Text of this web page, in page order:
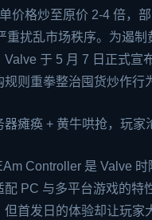
价格炒至原价 2-4 倍，
重扰乱市场秩序。为遏制
Valve 于 5 月 7 日正式宣
则重拳整治囤货炒作行
瘫痪 + 黄牛哄抢，玩家
m Controller 是 Valve
PC 与多平台游戏的特
但首发日的体验却让玩家